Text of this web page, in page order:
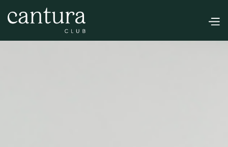
Über Uns
Unser LeitbildUnser Clubraum
Unser Anbau-Konzept